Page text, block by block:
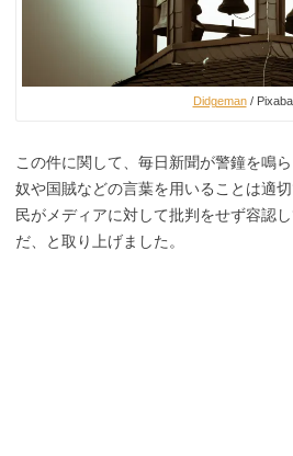
Didgeman/
この件に関して、毎日新聞が警鐘を鳴
奴や国賊などの言葉を用いることは適
民がメディアに対して批判をせず容認
だ、と取り上げました。